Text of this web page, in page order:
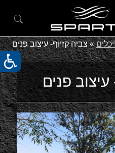
»צביה קזיוף- עיצוב פנים
עיצוב פנים